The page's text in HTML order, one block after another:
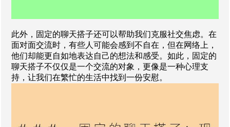
此外，固定的聊天搭子还可以帮助我们克服社交焦虑。在
面对面交流时，有些人可能会感到不自在，但在网络上，
他们却能更自如地表达自己的想法和感受。如此，固定的
聊天搭子不仅仅是一个交流的对象，更像是一种心理支
持，让我们在繁忙的生活中找到一份安慰。